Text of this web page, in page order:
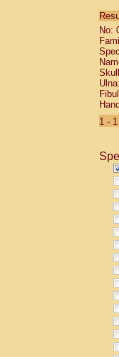
No:
1 -